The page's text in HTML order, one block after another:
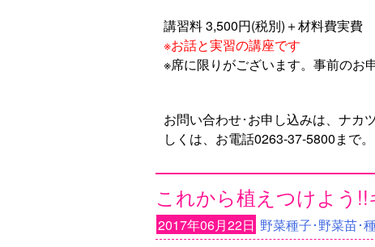
講習料 3,500円(税別)＋材料費実費
※お話と実習の講座です
※席に限りがございます。事前のお
お問い合わせ･お申し込みは、ナカ
しくは、お電話0263-37-5800まで。
これから植えつけよう
2017年06月22日 野菜種子･野菜苗･